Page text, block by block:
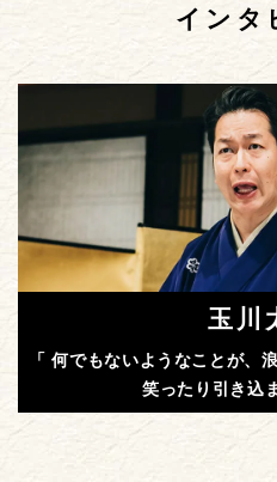
インタ
玉川
「 何でもないようなことが、
笑ったり引き込